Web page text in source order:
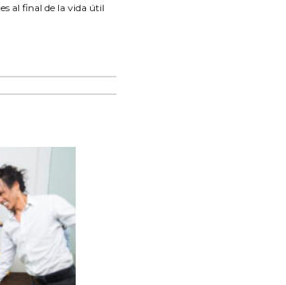
al final de la vida útil